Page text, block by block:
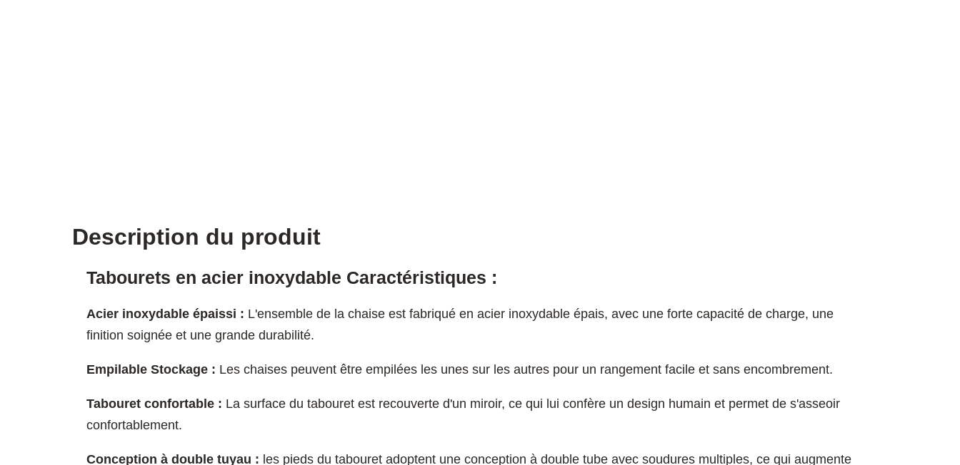
Description du produit
Tabourets en acier inoxydable Caractéristiques :
Acier inoxydable épaissi : L'ensemble de la chaise est fabriqué en acier inoxydable épais, avec une forte capacité de charge, une
finition soignée et une grande durabilité.
Empilable Stockage : Les chaises peuvent être empilées les unes sur les autres pour un rangement facile et sans encombrement.
Tabouret confortable : La surface du tabouret est recouverte d'un miroir, ce qui lui confère un design humain et permet de s'asseoir
confortablement.
Conception à double tuyau : les pieds du tabouret adoptent une conception à double tube avec soudures multiples, ce qui augmente